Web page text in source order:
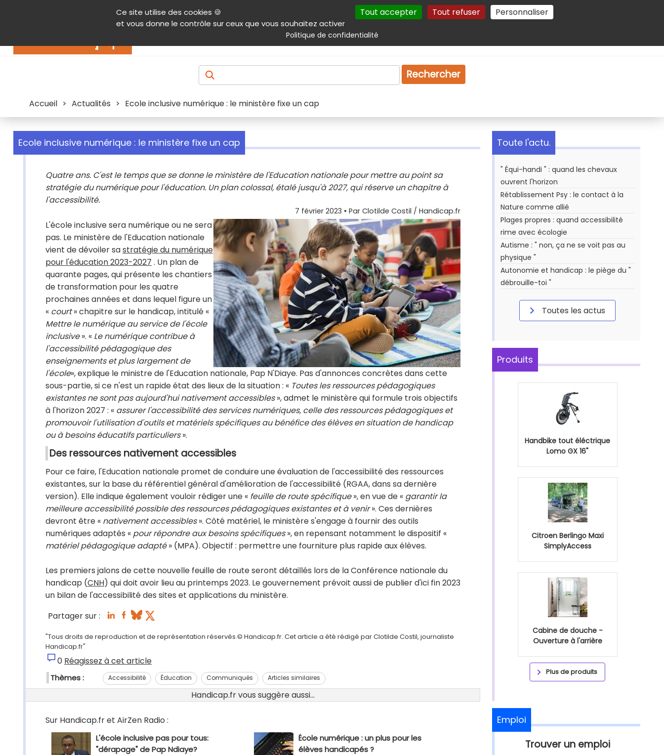
Ce site utilise des cookies 🍪
et vous donne le contrôle sur ceux que vous souhaitez activer
Tout accepter Tout refuser Personnaliser
Politique de confidentialité
Contenu Aide et accessibilité Menu principal Autres services Plan du site Gestion des cookies
Produits & services Emploi Droit
Rechercher
Accueil > Actualités > Ecole inclusive numérique : le ministère fixe un cap
Ecole inclusive numérique : le ministère fixe un cap
Quatre ans. C'est le temps que se donne le ministère de l'Education nationale pour mettre au point sa
stratégie du numérique pour l'éducation. Un plan colossal, étalé jusqu'à 2027, qui réserve un chapitre à
l'accessibilité.
7 février 2023 • Par Clotilde Costil / Handicap.fr
L'école inclusive sera numérique ou ne sera
pas. Le ministère de l'Education nationale
vient de dévoiler sastratégie du numérique
pour l'éducation 2023-2027 . Un plan de
quarante pages, qui présente les chantiers
de transformation pour les quatre
prochaines années et dans lequel figure un
« court» chapitre sur le handicap, intitulé «
Mettre le numérique au service de l'école
inclusive». « Le numérique contribue à
l'accessibilité pédagogique des
enseignements et plus largement de
l'école», explique le ministre de l'Education nationale, Pap N'Diaye. Pas d'annonces concrètes dans cette
sous-partie, si ce n'est un rapide état des lieux de la situation : « Toutes les ressources pédagogiques
existantes ne sont pas aujourd'hui nativement accessibles», admet le ministère qui formule trois objectifs
à l'horizon 2027 : « assurer l'accessibilité des services numériques, celle des ressources pédagogiques et
promouvoir l'utilisation d'outils et matériels spécifiques au bénéfice des élèves en situation de handicap
ou à besoins éducatifs particuliers».
Des ressources nativement accessibles
Pour ce faire, l'Education nationale promet de conduire une évaluation de l'accessibilité des ressources
existantes, sur la base du référentiel général d'amélioration de l'accessibilité (RGAA, dans sa dernière
version). Elle indique également vouloir rédiger une « feuille de route spécifique», en vue de « garantir la
meilleure accessibilité possible des ressources pédagogiques existantes et à venir». Ces dernières
devront être « nativement accessibles». Côté matériel, le ministère s'engage à fournir des outils
numériques adaptés « pour répondre aux besoins spécifiques», en repensant notamment le dispositif «
matériel pédagogique adapté» (MPA). Objectif : permettre une fourniture plus rapide aux élèves.
Les premiers jalons de cette nouvelle feuille de route seront détaillés lors de la Conférence nationale du
handicap (CNH) qui doit avoir lieu au printemps 2023. Le gouvernement prévoit aussi de publier d'ici fin 2023
un bilan de l'accessibilité des sites et applications du ministère.
Partager sur :
"Tous droits de reproduction et de représentation réservés.© Handicap.fr. Cet article a été rédigé par Clotilde Costil, journaliste
Handicap.fr"
0 Réagissez à cet article
Thèmes : Accessibilité Éducation Communiqués Articles similaires
Handicap.fr vous suggère aussi...
Sur Handicap.fr et AirZen Radio :
L'école inclusive pas pour tous:
"dérapage" de Pap Ndiaye?
École numérique : un plus pour les
élèves handicapés ?
Toute l'actu.
" Équi-handi " : quand les chevaux
ouvrent l'horizon
Rétablissement Psy : le contact à la
Nature comme allié
Plages propres : quand accessibilité
rime avec écologie
Autisme : " non, ça ne se voit pas au
physique "
Autonomie et handicap : le piège du "
débrouille-toi "
Toutes les actus
Produits
Handbike tout éléctrique
Lomo GX 16"
Citroen Berlingo Maxi
SimplyAccess
Cabine de douche -
Ouverture à l'arrière
Plus de produits
Emploi
Trouver un emploi